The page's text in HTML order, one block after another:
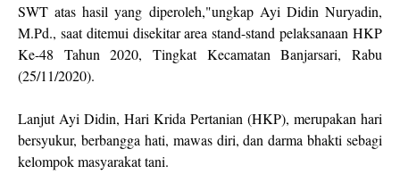
SWT atas hasil yang diperoleh,"ungkap Ayi Didin Nuryadin,
M.Pd., saat ditemui disekitar area stand-stand pelaksanaan HKP
Ke-48 Tahun 2020, Tingkat Kecamatan Banjarsari, Rabu
(25/11/2020).
Lanjut Ayi Didin, Hari Krida Pertanian (HKP), merupakan hari
bersyukur, berbangga hati, mawas diri, dan darma bhakti sebagi
kelompok masyarakat tani.